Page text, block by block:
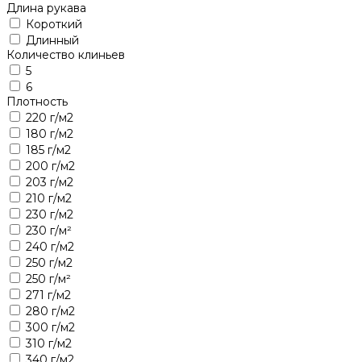
Длина рукава
Короткий
Длинный
Количество клиньев
5
6
Плотность
220 г/м2
180 г/м2
185 г/м2
200 г/м2
203 г/м2
210 г/м2
230 г/м2
230 г/м²
240 г/м2
250 г/м2
250 г/м²
271 г/м2
280 г/м2
300 г/м2
310 г/м2